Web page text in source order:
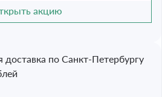
акцию
доставка по Санкт-Петербургу